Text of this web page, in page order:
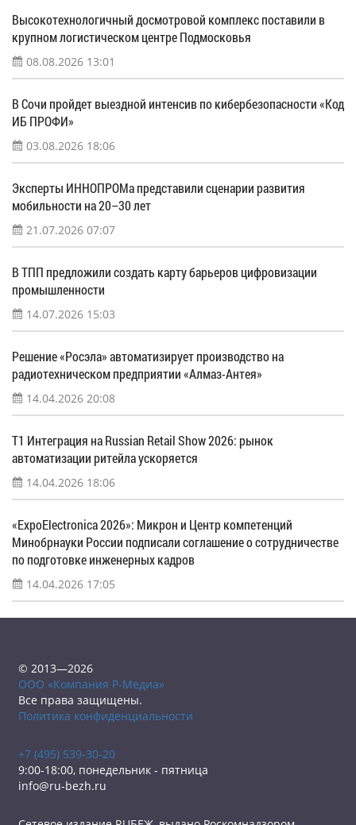
Высокотехнологичный досмотровой комплекс поставили в
крупном логистическом центре Подмосковья
08.08.2026 13:01
В Сочи пройдет выездной интенсив по кибербезопасности «Код
ИБ ПРОФИ»
03.08.2026 18:06
Эксперты ИННОПРОМа представили сценарии развития
мобильности на 20–30 лет
21.07.2026 07:07
В ТПП предложили создать карту барьеров цифровизации
промышленности
14.07.2026 15:03
Решение «Росэла» автоматизирует производство на
радиотехническом предприятии «Алмаз-Антея»
14.04.2026 20:08
Т1 Интеграция на Russian Retail Show 2026: рынок
автоматизации ритейла ускоряется
14.04.2026 18:06
«ExpoElectronica 2026»: Микрон и Центр компетенций
Минобрнауки России подписали соглашение о сотрудничестве
по подготовке инженерных кадров
14.04.2026 17:05
© 2013—2026
ООО «Компания Р-Медиа»
Все права защищены.
Политика конфиденциальности
+7 (495) 539-30-20
9:00-18:00, понедельник - пятница
info@ru-bezh.ru